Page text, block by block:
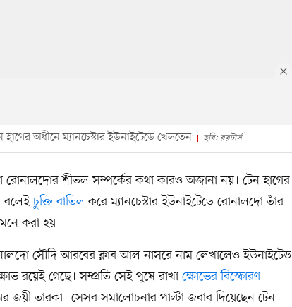
অধীনে ম্যানচেস্টার ইউনাইটেডে খেলতেন ছবি: রয়টার্স
রোনালদোর শীতল সম্পর্কের কথা কারও অজানা নয়। টেন হাগের
বলেইচুক্তি বাতিলকরে ম্যানচেস্টার ইউনাইটেডে রোনালদো তাঁর
করা হয়।
সৌদি আরবের ক্লাব আল নাসরে নাম লেখালেও ইউনাইটেড
রয়েই গেছে। সম্প্রতি সেই পুষে রাখা ক্ষোভের বিস্ফোরণ
জয়ী তারকা। সেসব সমালোচনার পাল্টা জবাব দিয়েছেন টেন